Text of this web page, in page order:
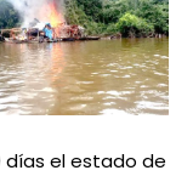
días el estado de